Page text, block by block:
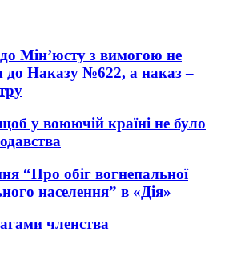
Мін’юсту з вимогою не
до Наказу №622, а наказ –
у воюючій країні не було
“Про обіг вогнепальної
населення” в «Дія»
членства